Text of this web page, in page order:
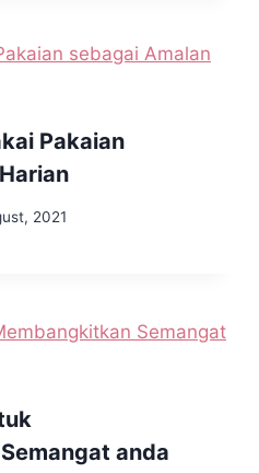
Pakaian
2021
anda